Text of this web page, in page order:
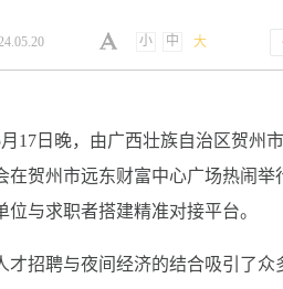
小 中 大
月17日晚，由广西壮族自治区贺州
在贺州市远东财富中心广场热闹
位与求职者搭建精准对接平台。
才招聘与夜间经济的结合吸引了